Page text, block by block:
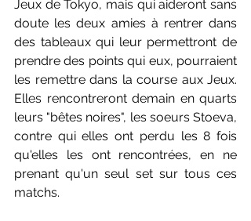
Jeux de Tokyo, mais qui aideront sans
doute les deux amies à rentrer dans
des tableaux qui leur permettront de
prendre des points qui eux, pourraient
les remettre dans la course aux Jeux.
Elles rencontreront demain en quarts
leurs "bêtes noires", les soeurs Stoeva,
contre qui elles ont perdu les 8 fois
qu'elles les ont rencontrées, en ne
prenant qu'un seul set sur tous ces
matchs.